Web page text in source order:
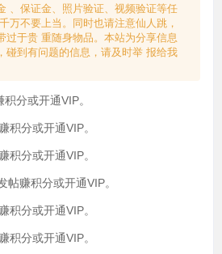
、保证金、照片验证、视频验证等任
万不要上当。同时也请注意仙人跳，
过于贵 重随身物品。本站为分享信息
碰到有问题的信息，请及时举 报给我
分或开通VIP。
积分或开通VIP。
积分或开通VIP。
帖赚积分或开通VIP。
积分或开通VIP。
积分或开通VIP。